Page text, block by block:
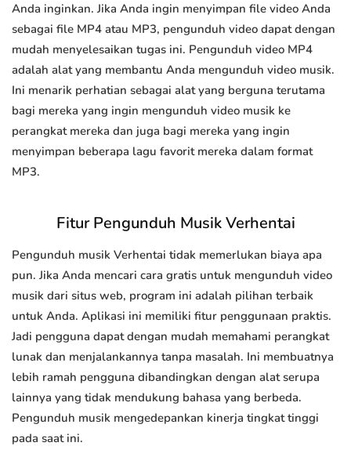
Anda inginkan. Jika Anda ingin menyimpan file video Anda
sebagai file MP4 atau MP3, pengunduh video dapat dengan
mudah menyelesaikan tugas ini. Pengunduh video MP4
adalah alat yang membantu Anda mengunduh video musik.
Ini menarik perhatian sebagai alat yang berguna terutama
bagi mereka yang ingin mengunduh video musik ke
perangkat mereka dan juga bagi mereka yang ingin
menyimpan beberapa lagu favorit mereka dalam format
MP3.
Fitur Pengunduh Musik Verhentai
Pengunduh musik Verhentai tidak memerlukan biaya apa
pun. Jika Anda mencari cara gratis untuk mengunduh video
musik dari situs web, program ini adalah pilihan terbaik
untuk Anda. Aplikasi ini memiliki fitur penggunaan praktis.
Jadi pengguna dapat dengan mudah memahami perangkat
lunak dan menjalankannya tanpa masalah. Ini membuatnya
lebih ramah pengguna dibandingkan dengan alat serupa
lainnya yang tidak mendukung bahasa yang berbeda.
Pengunduh musik mengedepankan kinerja tingkat tinggi
pada saat ini.